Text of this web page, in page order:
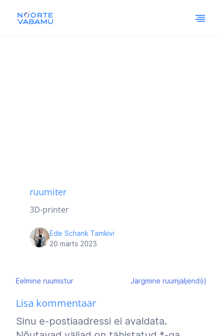
ruumiter
3D-printer
Ede Schank Tamkivi
20 märts 2023
Navigeerimine
Eelmine ruumistur Järgmine ruumjäljend(i)
Lisa kommentaar
Sinu e-postiaadressi ei avaldata.